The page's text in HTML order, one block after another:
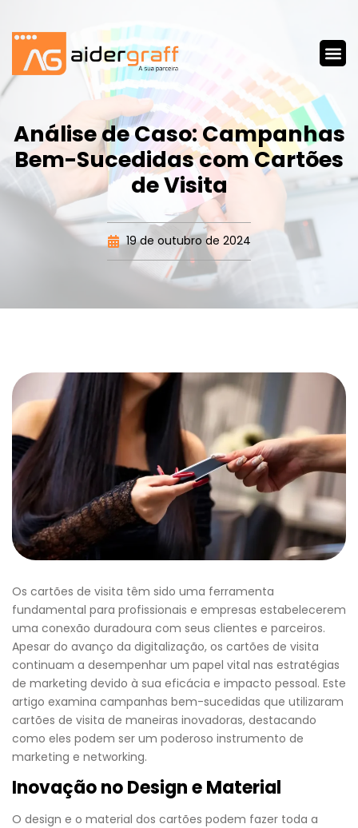
Análise de Caso: Campanhas
Bem-Sucedidas com Cartões
de Visita
19 de outubro de 2024
Os cartões de visita têm sido uma ferramenta
fundamental para profissionais e empresas estabelecerem
uma conexão duradoura com seus clientes e parceiros.
Apesar do avanço da digitalização, os cartões de visita
continuam a desempenhar um papel vital nas estratégias
de marketing devido à sua eficácia e impacto pessoal. Este
artigo examina campanhas bem-sucedidas que utilizaram
cartões de visita de maneiras inovadoras, destacando
como eles podem ser um poderoso instrumento de
marketing e networking.
Inovação no Design e Material
O design e o material dos cartões podem fazer toda a